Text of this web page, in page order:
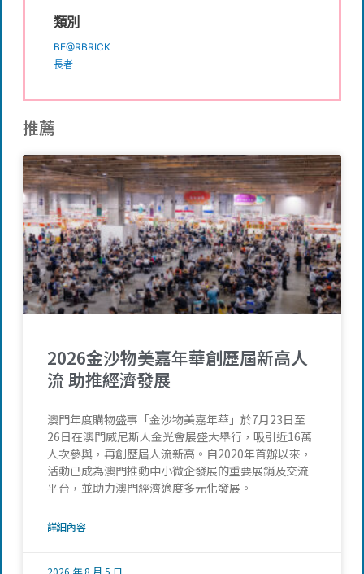
類別
BE@RBRICK
長者
推薦
2026金沙物美嘉年華創歷屆新高人
流 助推經濟發展
澳門年度購物盛事「金沙物美嘉年華」於7月23日至
26日在澳門威尼斯人金光會展盛大舉行，吸引近16萬
人次參與，再創歷屆人流新高。自2020年首辦以來，
活動已成為澳門推動中小微企發展的重要展銷及交流
平台，並助力澳門經濟適度多元化發展。
詳細內容
2026 年 8 月 5 日